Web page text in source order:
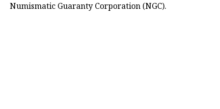
Numismatic Guaranty Corporation (NGC).